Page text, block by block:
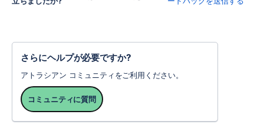
さらにヘルプが必要ですか?
アトラシアン コミュニティをご利用ください。
コミュニティに質問